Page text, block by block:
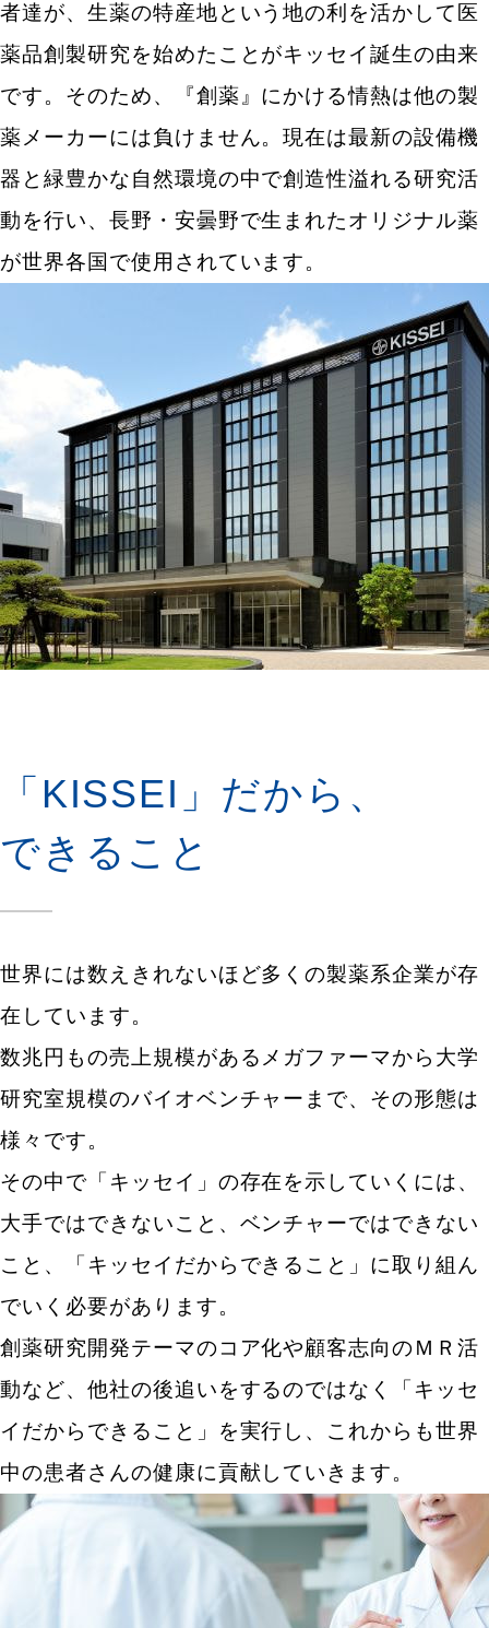
者達が、生薬の特産地という地の利を活かして医
薬品創製研究を始めたことがキッセイ誕生の由来
です。そのため、『創薬』にかける情熱は他の製
薬メーカーには負けません。現在は最新の設備機
器と緑豊かな自然環境の中で創造性溢れる研究活
動を行い、長野・安曇野で生まれたオリジナル薬
が世界各国で使用されています。
「KISSEI」だから、
できること
世界には数えきれないほど多くの製薬系企業が存
在しています。
数兆円もの売上規模があるメガファーマから大学
研究室規模のバイオベンチャーまで、その形態は
様々です。
その中で「キッセイ」の存在を示していくには、
大手ではできないこと、ベンチャーではできない
こと、「キッセイだからできること」に取り組ん
でいく必要があります。
創薬研究開発テーマのコア化や顧客志向のＭＲ活
動など、他社の後追いをするのではなく「キッセ
イだからできること」を実行し、これからも世界
中の患者さんの健康に貢献していきます。